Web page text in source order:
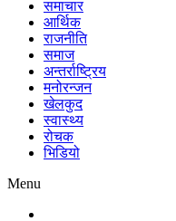
समाचार
आर्थिक
राजनीति
समाज
अन्तर्राष्ट्रिय
मनोरन्जन
खेलकुद
स्वास्थ्य
रोचक
भिडियो
Menu